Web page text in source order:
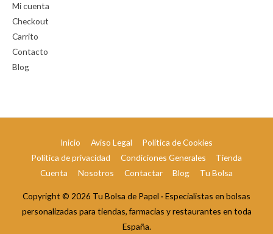
Mi cuenta
Checkout
Carrito
Contacto
Blog
Inicio Aviso Legal
Política de Cookies
Política de privacidad
Condiciones Generales
Tienda
Cuenta
Nosotros Contactar Blog Tu Bolsa
Copyright © 2026 Tu Bolsa de Papel · Especialistas en bolsas
personalizadas para tiendas, farmacias y restaurantes en toda
España.